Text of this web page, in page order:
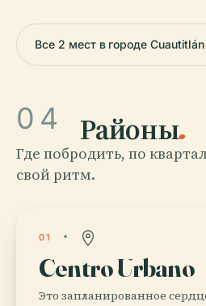
Все 2 мест в городе
04 Районы.
Где побродить, по
свой ритм.
01
Centro Urbano
Это запланированное